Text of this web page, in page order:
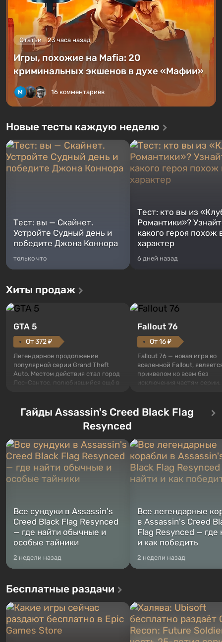
Статьи 23 часа назад
Игры, похожие на Mafia: 20
криминальных экшенов в духе «Мафии»
16 комментариев
Новые тесты каждую неделю
Тест: вы — Скайнет.
Устройте Судный день и
победите Джона Коннора
только что
Тест: кто вы из
Романтики»?
какого героя похож
характер
6 дней назад
Хиты продаж
GTA 5
От 372 ₽
Легендарное продолжение
популярной серии Grand Theft
Auto. Местом действия стал город
Лос-Сантос, полюбившийся ещё в
сразу трех персонажей: Майкла,
Тревора и Франклина, между
Жанр и...
Fallout 76
От 16 ₽
Fallout 76 — новая игра во
вселенной Fallout,
приквелом ко всем без
исключения частям серии.
Оно же, по задумке
Vault-Tec, должно
Место действия Fallout...
Гайды Assassin's Creed Black Flag
Resynced
Все сундуки в Assassin's
Creed Black Flag Resynced
— где найти обычные и
особые тайники
2 недели назад
Все легендарные
в Assassin's Creed
Flag Resynced — где
и как победить
2 недели назад
Бесплатные раздачи